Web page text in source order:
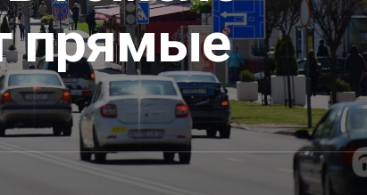
прямые